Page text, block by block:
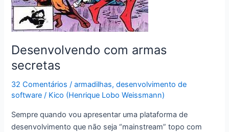
Desenvolvendo com armas
secretas
32 Comentários /armadilhas,desenvolvimento de
software / Kico (Henrique Lobo Weissmann)
Sempre quando vou apresentar uma plataforma de
desenvolvimento que não seja “mainstream” topo com